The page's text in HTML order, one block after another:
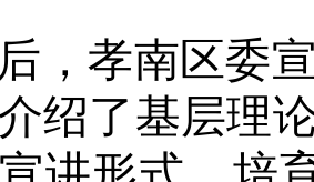
，孝南区委
绍了基层理